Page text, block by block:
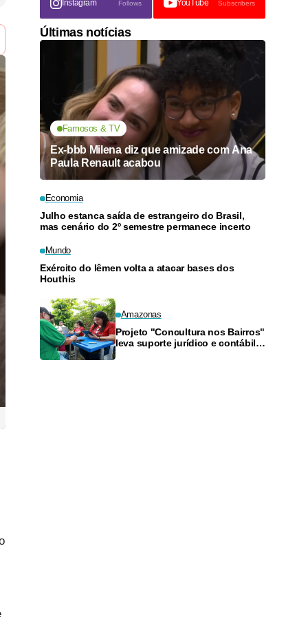
Instagram Follows YouTube Subscribers
Últimas notícias
Famosos & TV
Ex-bbb Milena diz que amizade com Ana
Paula Renault acabou
Economia
Julho estanca saída de estrangeiro do Brasil,
mas cenário do 2º semestre permanece incerto
Mundo
Exército do Iêmen volta a atacar bases dos
Houthis
Amazonas
Projeto "Concultura nos Bairros"
leva suporte jurídico e contábil a